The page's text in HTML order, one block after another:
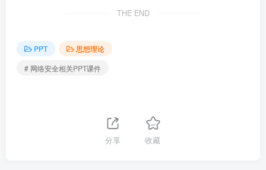
THE END
PPT
思想理论
# 网络安全相关PPT课件
分享 收藏